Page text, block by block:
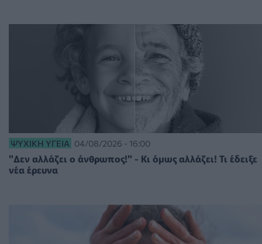
ΨΥΧΙΚΉ ΥΓΕΊΑ 04/08/2026 - 16:00
"Δεν αλλάζει ο άνθρωπος!" - Κι όμως αλλάζει! Τι έδειξε
νέα έρευνα